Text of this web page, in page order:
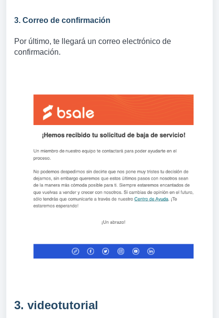
3. Correo de confirmación
Por último, te llegará un correo electrónico de
confirmación.
3. videotutorial